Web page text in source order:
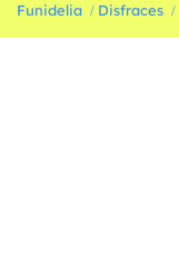
Funidelia Disfraces